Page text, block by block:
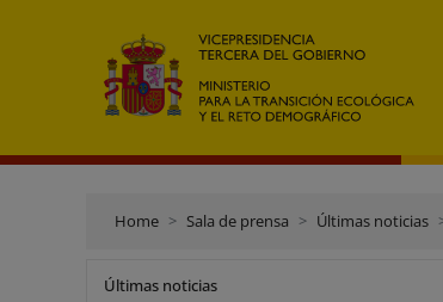
Home Sala de prensa Últimas noticias
Últimas noticias